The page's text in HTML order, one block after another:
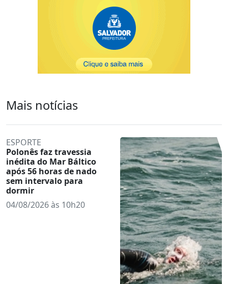
Mais notícias
ESPORTE
Polonês faz travessia
inédita do Mar Báltico
após 56 horas de nado
sem intervalo para
dormir
04/08/2026 às 10h20